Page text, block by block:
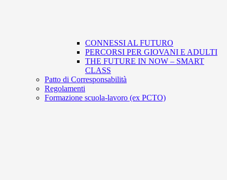
CONNESSI AL FUTURO
PERCORSI PER GIOVANI E ADULTI
THE FUTURE IN NOW – SMART
CLASS
Patto di Corresponsabilità
Regolamenti
Formazione scuola-lavoro (ex PCTO)